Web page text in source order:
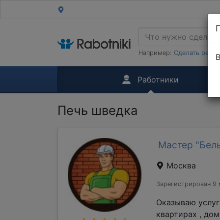
Например: Сделать
Работники
Печь шведка
Мастер
Москва
Зарегистрирован 9
Оказываю
квартирах ,